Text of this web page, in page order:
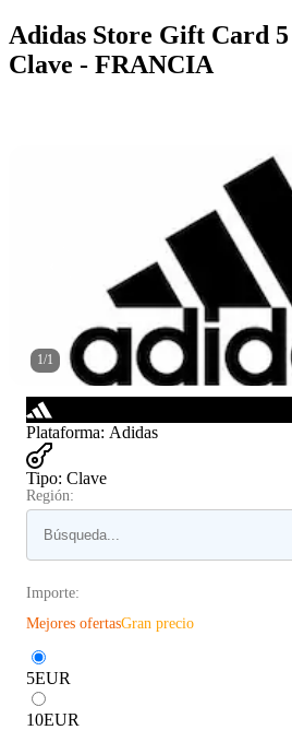
Adidas Store Gift Card
Clave - FRANCIA
1/1
Plataforma: Adidas
Tipo: Clave
Región:
Importe:
Mejores ofertasGran precio
5EUR
10EUR